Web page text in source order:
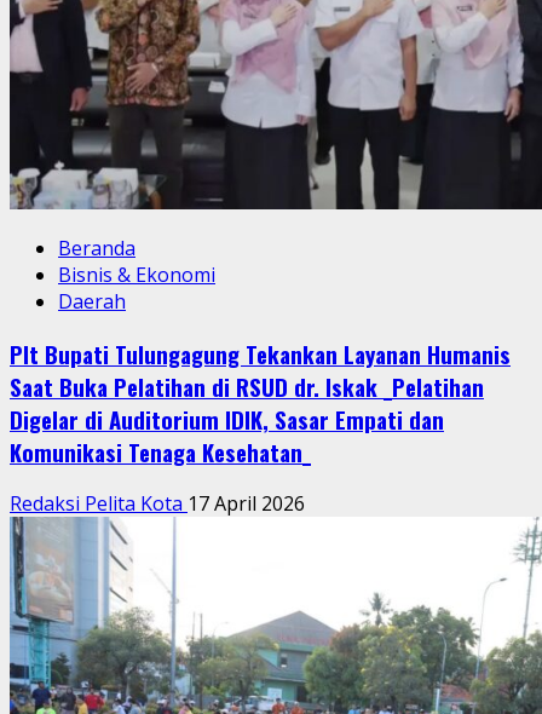
Beranda
Bisnis & Ekonomi
Daerah
Plt Bupati Tulungagung Tekankan Layanan Humanis
Saat Buka Pelatihan di RSUD dr. Iskak _Pelatihan
Digelar di Auditorium IDIK, Sasar Empati dan
Komunikasi Tenaga Kesehatan_
Redaksi Pelita Kota 17 April 2026